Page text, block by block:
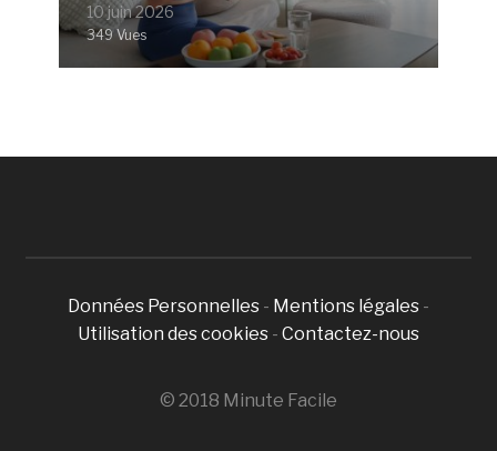
10 juin 2026
349 Vues
Données Personnelles - Mentions légales -
Utilisation des cookies - Contactez-nous
© 2018 Minute Facile